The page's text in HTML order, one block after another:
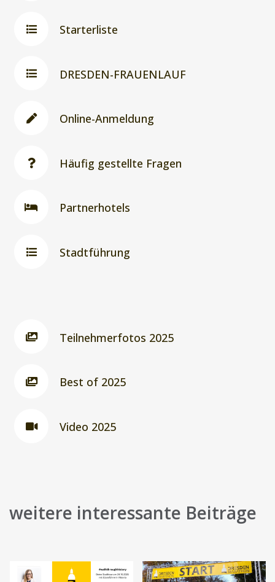
Starterliste
DRESDEN-FRAUENLAUF
Online-Anmeldung
Häufig gestellte Fragen
Partnerhotels
Stadtführung
Teilnehmerfotos 2025
Best of 2025
Video 2025
weitere interessante Beiträge